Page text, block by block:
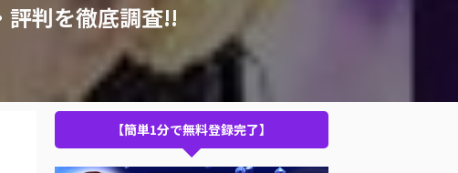
評判を徹底調査!!
【簡単1分で無料登録完了】